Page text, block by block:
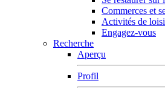
Commerces et
Activités de
Engagez-vous
Recherche
Aperçu
Profil